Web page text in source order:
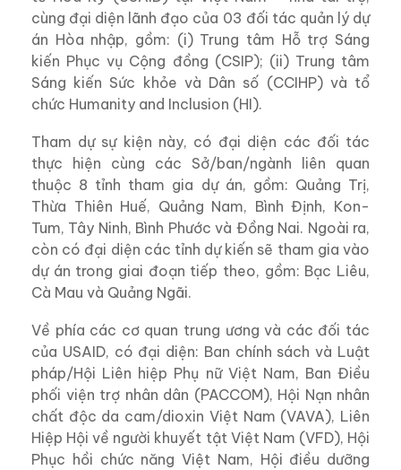
cùng đại diện lãnh đạo của 03 đối tác quản lý dự
án Hòa nhập, gồm: (i) Trung tâm Hỗ trợ Sáng
kiến Phục vụ Cộng đồng (CSIP); (ii) Trung tâm
Sáng kiến Sức khỏe và Dân số (CCIHP) và tổ
chức Humanity and Inclusion (HI).
Tham dự sự kiện này, có đại diện các đối tác
thực hiện cùng các Sở/ban/ngành liên quan
thuộc 8 tỉnh tham gia dự án, gồm: Quảng Trị,
Thừa Thiên Huế, Quảng Nam, Bình Định, Kon-
Tum, Tây Ninh, Bình Phước và Đồng Nai. Ngoài ra,
còn có đại diện các tỉnh dự kiến sẽ tham gia vào
dự án trong giai đoạn tiếp theo, gồm: Bạc Liêu,
Cà Mau và Quảng Ngãi.
Về phía các cơ quan trung ương và các đối tác
của USAID, có đại diện: Ban chính sách và Luật
pháp/Hội Liên hiệp Phụ nữ Việt Nam, Ban Điều
phối viện trợ nhân dân (PACCOM), Hội Nạn nhân
chất độc da cam/dioxin Việt Nam (VAVA), Liên
Hiệp Hội về người khuyết tật Việt Nam (VFD), Hội
Phục hồi chức năng Việt Nam, Hội điều dưỡng